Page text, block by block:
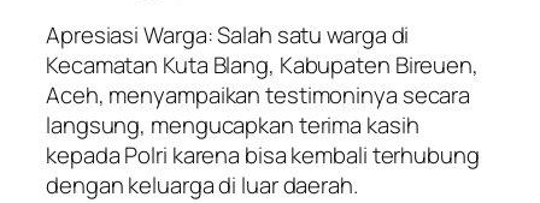
Apresiasi Warga: Salah satu warga di
Kecamatan Kuta Blang, Kabupaten Bireuen,
Aceh, menyampaikan testimoninya secara
langsung, mengucapkan terima kasih
kepada Polri karena bisa kembali terhubung
dengan keluarga di luar daerah.